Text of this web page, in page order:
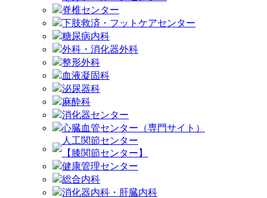
脊椎センター
下肢救済・フットケアセンター
糖尿病内科
外科・消化器外科
整形外科
血液凝固科
泌尿器科
麻酔科
消化器センター
心臓血管センター（専門サイト）
人工関節センター
【膝関節センター】
健康管理センター
総合内科
消化器内科・肝臓内科